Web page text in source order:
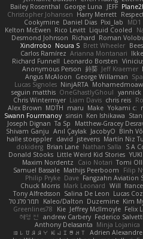
Bailey Rosenthal George Luna JEFF
Christopher Johansen Harry Merrett
Cookymine Daniel Dias Pixi_lab MD1
Kelton McEwen Rico Levitt Liquid Cooled
Desmond Johnson Richard Roman
Xindrrobo Noura S Brett Wheeler
Carlos Ramírez Arianna Montanari
Richard Funnell Leonardo Borsten
Anonymous Person 鈴葵 Jeff Kraemer
Angus McAloon George Willaman
Lucas Signoles NinjARTA
seguin matthis OneGhastlyGhoul yannick
Chris Wintermyer Liam Davis chris reis
Alex Brown MDTH maru Make Yokami c:
Swann Fourmanoy sinsin Ken Ishikawa
Joseph Dignan Ta Sp Matthew-Gracey
Shivam Ganju Anıl Çaylak JacobyO Bình
halle stoeppler david jstevens Martín Niz
dokiderg Brian Lane Nathan Salla S A
Donald Stooks Little Weird Kid Stories
Maxim Nordentz
Caio Notari Tomi
Samuel Bassale Mathijs Peerboom Filip
Philip Pryke Dave Fangzahn Aviation
Chuck Morris Mark Leonard Will
Tony Alfredsson Salina De Leon Lucas
תמר פלג טל
Kaleo/Dalton Duzemine Kim
Greenlines78
Kie Jeffrey McIlmoyle Felix
혜영 전 andrew Carbery Federico Salvetti
Anthony Delasanta Minja Lojanica
ꌃ꒒ꀎꋪꋪꌩ ꀘꈤꀤꁅꃅ꓄
Adrien Alexandre